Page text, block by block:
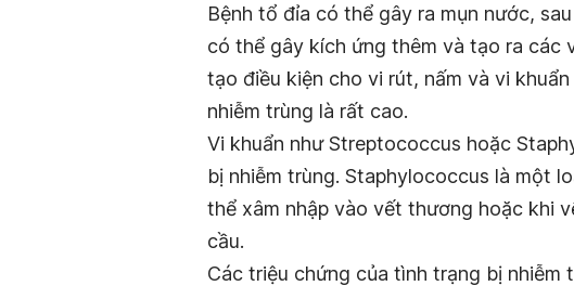
Bệnh tổ đỉa có thể gây ra mụn nước,
có thể gây kích ứng thêm và tạo ra
tạo điều kiện cho vi rút, nấm và vi
nhiễm trùng là rất cao.
Vi khuẩn như Streptococcus hoặc
bị nhiễm trùng. Staphylococcus là một
thể xâm nhập vào vết thương hoặc khi
cầu.
Các triệu chứng của tình trạng bị nhiễm